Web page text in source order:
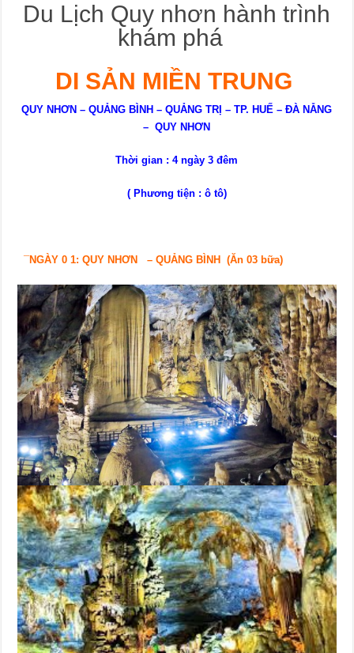
Du Lịch Quy nhơn hành trình
khám phá
DI SẢN MIỀN TRUNG
QUY NHƠN– QUẢNG BÌNH – QUẢNG TRỊ –TP. HUẾ – ĐÀ NẴNG
– QUY NHƠN
Thời gian :4ngày3 đêm
( Phương tiện : ô tô)
¯NGÀY 0 1: QUY NHƠN –QUẢNG BÌNH (Ăn 03 bữa)